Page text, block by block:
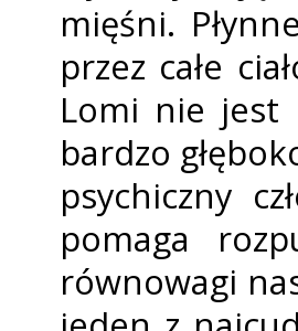
mięśni.
przez całe
Lomi nie jest
bardzo
psychiczny
pomaga
równowagi